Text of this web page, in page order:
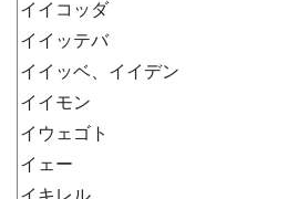
イイコッダ
イイッテバ
イイッベ、イイデン
イイモン
イウェゴト
イェー
イキレル